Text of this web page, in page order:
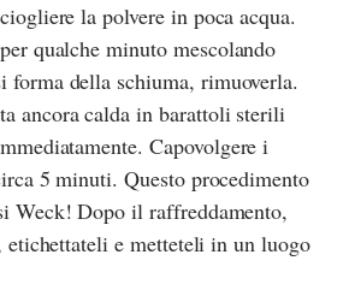
la polvere in poca acqua.
qualche minuto mescolando
forma della schiuma, rimuoverla.
ancora calda in barattoli sterili
Capovolgere i
5 minuti. Questo procedimento
Weck! Dopo il raffreddamento,
etichettateli e metteteli in un luogo